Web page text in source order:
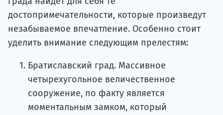
достопримечательности, которые произведут
незабываемое впечатление. Особенно стоит
уделить внимание следующим прелестям:
Братиславский град. Массивное
четырехугольное величественное
сооружение, по факту является
моментальным замком, который